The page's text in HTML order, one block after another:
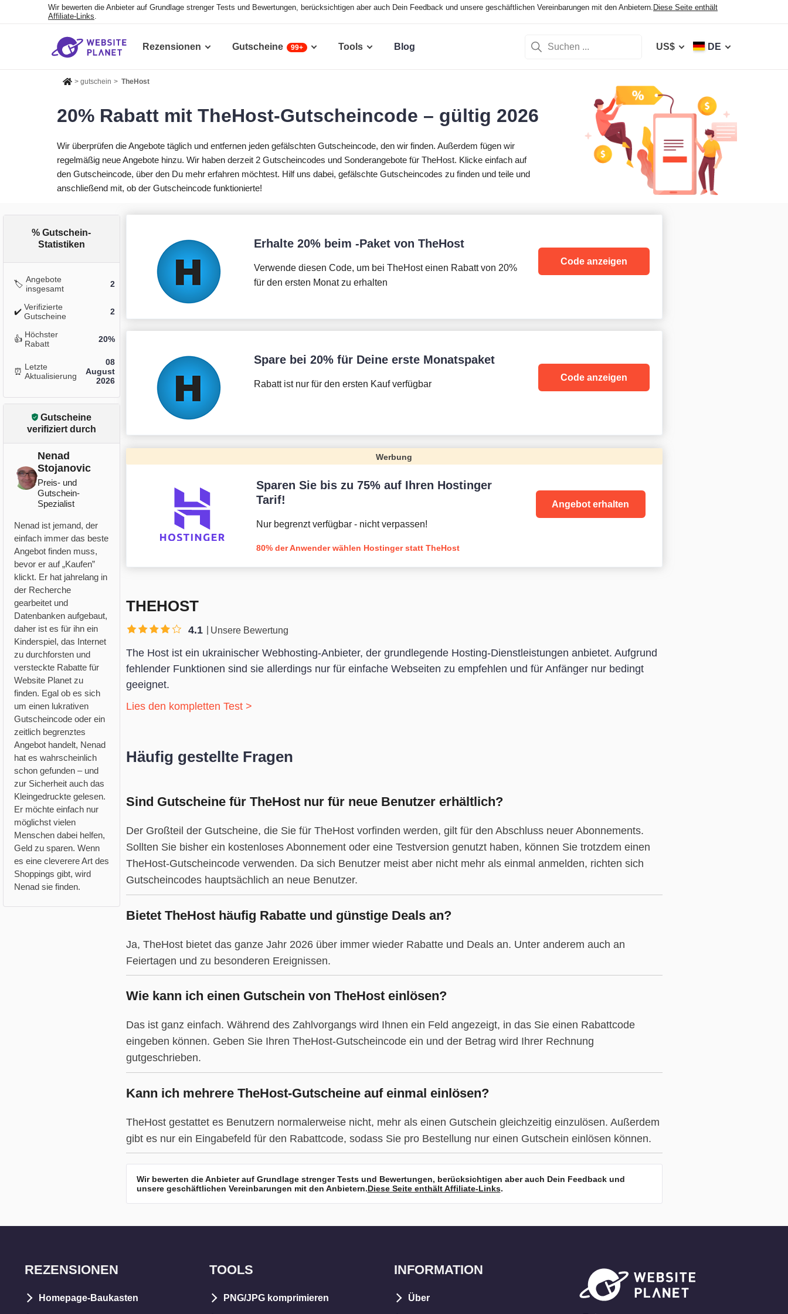
Wir bewerten die Anbieter auf Grundlage strenger Tests und Bewertungen, berücksichtigen aber auch Dein Feedback und unsere geschäftlichen Vereinbarungen mit den Anbietern. Diese Seite enthält
Affiliate-Links.
Rezensionen Gutscheine 99+ Tools Blog US$ DE
> gutschein > TheHost
20% Rabatt mit TheHost-Gutscheincode – gültig 2026
Wir überprüfen die Angebote täglich und entfernen jeden gefälschten Gutscheincode, den wir finden. Außerdem fügen wir
regelmäßig neue Angebote hinzu. Wir haben derzeit 2 Gutscheincodes und Sonderangebote für TheHost. Klicke einfach auf
den Gutscheincode, über den Du mehr erfahren möchtest. Hilf uns dabei, gefälschte Gutscheincodes zu finden und teile und
anschließend mit, ob der Gutscheincode funktionierte!
% Gutschein-
Statistiken
🏷️ Angebote
insgesamt
2
✔️ Verifizierte
Gutscheine
2
👍 Höchster
Rabatt
20%
⏰ Letzte
Aktualisierung
08
August
2026
Gutscheine
verifiziert durch
Nenad
Stojanovic
Preis- und
Gutschein-
Spezialist
Nenad ist jemand, der
einfach immer das beste
Angebot finden muss,
bevor er auf „Kaufen”
klickt. Er hat jahrelang in
der Recherche
gearbeitet und
Datenbanken aufgebaut,
daher ist es für ihn ein
Kinderspiel, das Internet
zu durchforsten und
versteckte Rabatte für
Website Planet zu
finden. Egal ob es sich
um einen lukrativen
Gutscheincode oder ein
zeitlich begrenztes
Angebot handelt, Nenad
hat es wahrscheinlich
schon gefunden – und
zur Sicherheit auch das
Kleingedruckte gelesen.
Er möchte einfach nur
möglichst vielen
Menschen dabei helfen,
Geld zu sparen. Wenn
es eine cleverere Art des
Shoppings gibt, wird
Nenad sie finden.
Erhalte 20% beim -Paket von TheHost
Verwende diesen Code, um bei TheHost einen Rabatt von 20%
für den ersten Monat zu erhalten
Code anzeigen
Spare bei 20% für Deine erste Monatspaket
Rabatt ist nur für den ersten Kauf verfügbar
Code anzeigen
Werbung
Sparen Sie bis zu 75% auf Ihren Hostinger
Tarif!
Nur begrenzt verfügbar - nicht verpassen!
80% der Anwender wählen Hostinger statt TheHost
Angebot erhalten
THEHOST
4.1 Unsere Bewertung
The Host ist ein ukrainischer Webhosting-Anbieter, der grundlegende Hosting-Dienstleistungen anbietet. Aufgrund
fehlender Funktionen sind sie allerdings nur für einfache Webseiten zu empfehlen und für Anfänger nur bedingt
geeignet.
Lies den kompletten Test >
Häufig gestellte Fragen
Sind Gutscheine für TheHost nur für neue Benutzer erhältlich?
Der Großteil der Gutscheine, die Sie für TheHost vorfinden werden, gilt für den Abschluss neuer Abonnements.
Sollten Sie bisher ein kostenloses Abonnement oder eine Testversion genutzt haben, können Sie trotzdem einen
TheHost-Gutscheincode verwenden. Da sich Benutzer meist aber nicht mehr als einmal anmelden, richten sich
Gutscheincodes hauptsächlich an neue Benutzer.
Bietet TheHost häufig Rabatte und günstige Deals an?
Ja, TheHost bietet das ganze Jahr 2026 über immer wieder Rabatte und Deals an. Unter anderem auch an
Feiertagen und zu besonderen Ereignissen.
Wie kann ich einen Gutschein von TheHost einlösen?
Das ist ganz einfach. Während des Zahlvorgangs wird Ihnen ein Feld angezeigt, in das Sie einen Rabattcode
eingeben können. Geben Sie Ihren TheHost-Gutscheincode ein und der Betrag wird Ihrer Rechnung
gutgeschrieben.
Kann ich mehrere TheHost-Gutscheine auf einmal einlösen?
TheHost gestattet es Benutzern normalerweise nicht, mehr als einen Gutschein gleichzeitig einzulösen. Außerdem
gibt es nur ein Eingabefeld für den Rabattcode, sodass Sie pro Bestellung nur einen Gutschein einlösen können.
Wir bewerten die Anbieter auf Grundlage strenger Tests und Bewertungen, berücksichtigen aber auch Dein Feedback und
unsere geschäftlichen Vereinbarungen mit den Anbietern.Diese Seite enthält Affiliate-Links.
REZENSIONEN
Homepage-Baukasten
TOOLS
PNG/JPG komprimieren
INFORMATION
Über